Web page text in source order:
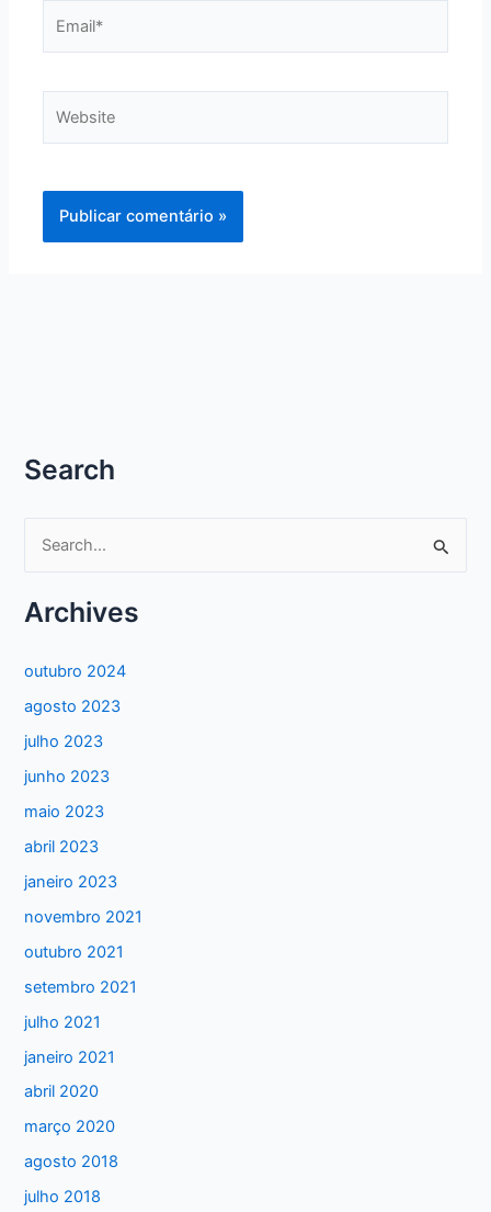
Search
q
a
r
p
o
r
:
Archives
outubro 2024
agosto 2023
julho 2023
junho 2023
maio 2023
abril 2023
janeiro 2023
novembro 2021
outubro 2021
setembro 2021
julho 2021
janeiro 2021
abril 2020
março 2020
agosto 2018
julho 2018